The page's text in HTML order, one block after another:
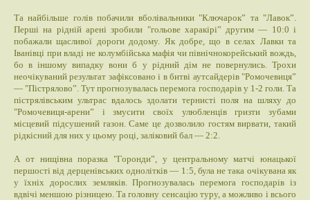
Та найбільше голів побачили вболівальники "Ключарок” та "Лавок”.
Перші на рідній арені зробили "гольове харакірі” другим — 10:0 і
побажали щасливої дороги додому. Як добре, що в селах Лавки та
Іванівці при владі не колумбійська мафія чи північнокорейський вождь,
бо в іншому випадку вони б у рідний дім не повернулись. Трохи
неочікуваний результат зафіксовано і в битві аутсайдерів "Ромочевиця”
— "Пістрялово”. Тут прогнозувалась перемога господарів у 1-2 голи. Та
пістрялівським ультрас вдалось здолати тернисті поля на шляху до
"Ромочевиця-арени” і змусити своїх улюбленців гризти зубами
місцевий підсушений газон. Саме це дозволило гостям вирвати, такий
рідкісний для них у цьому році, заліковий бал — 2:2.
А от нищівна поразка "Горонди”, у центральному матчі юнацької
першості від дерценівських однолітків — 1:5, була не така очікувана як
у їхніх дорослих земляків. Прогнозувалась перемога господарів із
вдвічі меншою різницею. Та головну сенсацію туру, а можливо і всього